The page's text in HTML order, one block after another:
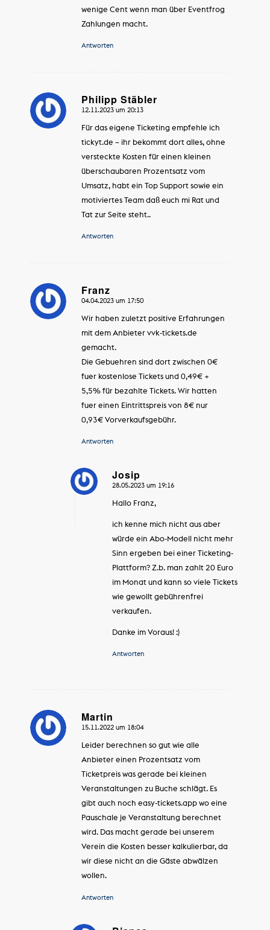
wenige Cent wenn man über Eventfrog
Zahlungen macht.
Antworten
Philipp Stäbler
sagte:
12.11.2023 um 20:13
Für das eigene Ticketing empfehle ich
tickyt.de – ihr bekommt dort alles, ohne
versteckte Kosten für einen kleinen
überschaubaren Prozentsatz vom
Umsatz, habt ein Top Support sowie ein
motiviertes Team daß euch mi Rat und
Tat zur Seite steht..
Antworten
Franz
sagte:
04.04.2023 um 17:50
Wir haben zuletzt positive Erfahrungen
mit dem Anbieter vvk-tickets.de
gemacht.
Die Gebuehren sind dort zwischen 0€
fuer kostenlose Tickets und 0,49€ +
5,5% für bezahlte Tickets. Wir hatten
fuer einen Eintrittspreis von 8€ nur
0,93€ Vorverkaufsgebühr.
Antworten
Josip
sagte:
28.05.2023 um 19:16
Hallo Franz,
ich kenne mich nicht aus aber
würde ein Abo-Modell nicht mehr
Sinn ergeben bei einer Ticketing-
Plattform? Z.b. man zahlt 20 Euro
im Monat und kann so viele Tickets
wie gewollt gebührenfrei
verkaufen.
Danke im Voraus! :)
Antworten
Martin
sagte:
15.11.2022 um 18:04
Leider berechnen so gut wie alle
Anbieter einen Prozentsatz vom
Ticketpreis was gerade bei kleinen
Veranstaltungen zu Buche schlägt. Es
gibt auch noch easy-tickets.app wo eine
Pauschale je Veranstaltung berechnet
wird. Das macht gerade bei unserem
Verein die Kosten besser kalkulierbar, da
wir diese nicht an die Gäste abwälzen
wollen.
Antworten